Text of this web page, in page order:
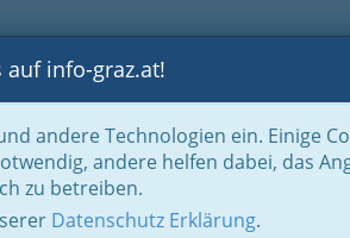
GASTRONOMIE BRANCHEN
info-graz.at!
andere Technologien ein. Einige
andere helfen dabei, das
zu betreiben.
Datenschutz Erklärung.
täglichen Lebens Lederwaren- u. Spielwaren-